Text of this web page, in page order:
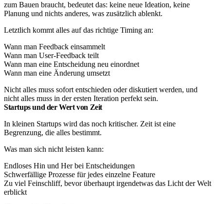
zum Bauen braucht, bedeutet das: keine neue Ideation, keine
Planung und nichts anderes, was zusätzlich ablenkt.​
Letztlich kommt alles auf das richtige Timing an:
Wann man Feedback einsammelt
Wann man User-Feedback teilt
Wann man eine Entscheidung neu einordnet
Wann man eine Änderung umsetzt
Nicht alles muss sofort entschieden oder diskutiert werden, und
nicht alles muss in der ersten Iteration perfekt sein.​
Startups und der Wert von Zeit
In kleinen Startups wird das noch kritischer. Zeit ist eine
Begrenzung, die alles bestimmt.​
Was man sich nicht leisten kann:
Endloses Hin und Her bei Entscheidungen
Schwerfällige Prozesse für jedes einzelne Feature
Zu viel Feinschliff, bevor überhaupt irgendetwas das Licht der Welt
erblickt